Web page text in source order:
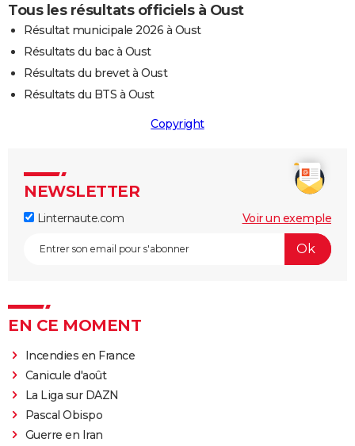
Tous les résultats officiels à Oust
Résultat municipale 2026 à Oust
Résultats du bac à Oust
Résultats du brevet à Oust
Résultats du BTS à Oust
Copyright
NEWSLETTER
Linternaute.com Voir un exemple
EN CE MOMENT
Incendies en France
Canicule d'août
La Liga sur DAZN
Pascal Obispo
Guerre en Iran